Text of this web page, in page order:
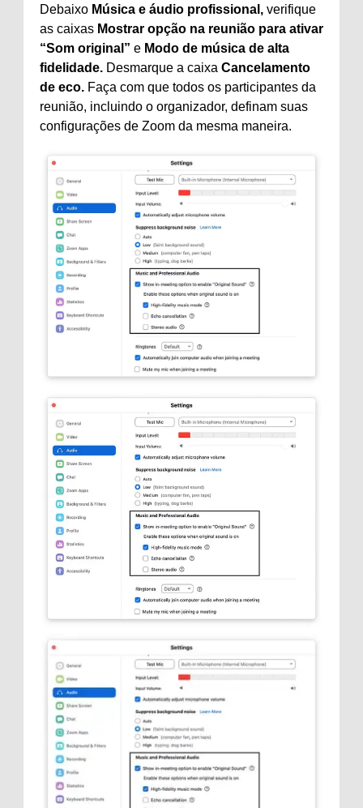
Debaixo Música e áudio profissional, verifique
as caixas Mostrar opção na reunião para ativar
“Som original” e Modo de música de alta
fidelidade. Desmarque a caixa Cancelamento
de eco. Faça com que todos os participantes da
reunião, incluindo o organizador, definam suas
configurações de Zoom da mesma maneira.